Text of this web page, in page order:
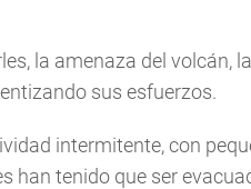
la amenaza del volcán,
sus esfuerzos.
intermitente, con
han tenido que ser